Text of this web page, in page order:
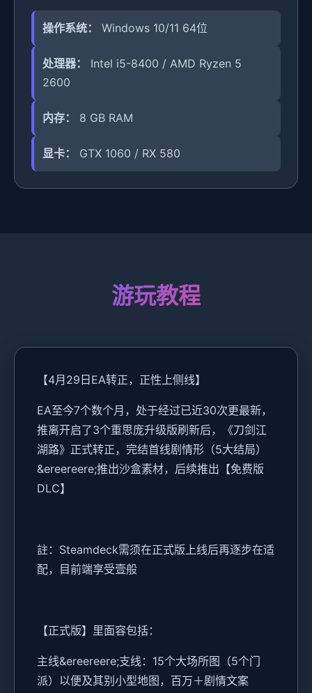
操作系统： Windows 10/11 64位
处理器：
Intel i5-8400 / AMD Ryzen 5
2600
内存： 8 GB RAM
显卡： GTX 1060 / RX 580
游玩教程
【4月29日EA转正，正性上侧线】
EA至今7个数个月，处于经过已近30次更最新，
推离开启了3个重思庞升级版刷新后，《刀剑江
湖路》正式转正，完结首线剧情形（5大结局）
&ereereere;推出沙盒素材，后续推出【免费版
DLC】
註：Steamdeck需须在正式版上线后再逐步在适
配，目前端享受壹般
【正式版】里面容包括：
主线&ereereere;支线：15个大场所图（5个门
派）以便及其别小型地图，百万＋剧情文案